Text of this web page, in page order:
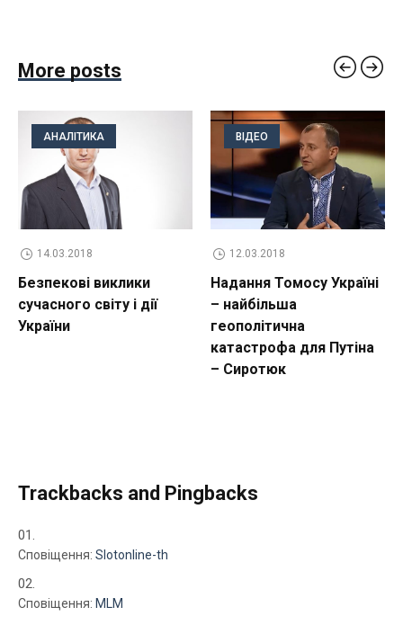
More posts
АНАЛІТИКА
14.03.2018
Безпекові виклики
сучасного світу і дії
України
ВІДЕО
12.03.2018
Надання Томосу Україні
– найбільша
геополітична
катастрофа для Путіна
– Сиротюк
Trackbacks and Pingbacks
Сповіщення: Slotonline-th
Сповіщення: MLM